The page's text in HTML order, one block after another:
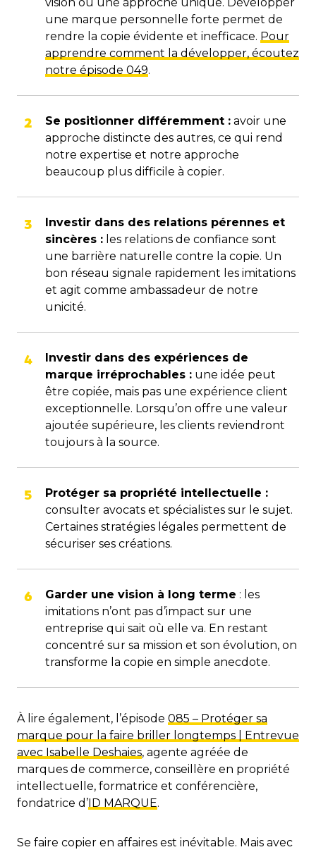
vision ou une approche unique. Développer
une marque personnelle forte permet de
rendre la copie évidente et inefficace. Pour
apprendre comment la développer, écoutez
notre épisode 049.
Se positionner différemment : avoir une
approche distincte des autres, ce qui rend
notre expertise et notre approche
beaucoup plus difficile à copier.
Investir dans des relations pérennes et
sincères : les relations de confiance sont
une barrière naturelle contre la copie. Un
bon réseau signale rapidement les imitations
et agit comme ambassadeur de notre
unicité.
Investir dans des expériences de
marque irréprochables : une idée peut
être copiée, mais pas une expérience client
exceptionnelle. Lorsqu’on offre une valeur
ajoutée supérieure, les clients reviendront
toujours à la source.
Protéger sa propriété intellectuelle :
consulter avocats et spécialistes sur le sujet.
Certaines stratégies légales permettent de
sécuriser ses créations.
Garder une vision à long terme : les
imitations n’ont pas d’impact sur une
entreprise qui sait où elle va. En restant
concentré sur sa mission et son évolution, on
transforme la copie en simple anecdote.
À lire également, l’épisode 085 – Protéger sa
marque pour la faire briller longtemps | Entrevue
avec Isabelle Deshaies, agente agréée de
marques de commerce, conseillère en propriété
intellectuelle, formatrice et conférencière,
fondatrice d’ ID MARQUE.
Se faire copier en affaires est inévitable. Mais avec